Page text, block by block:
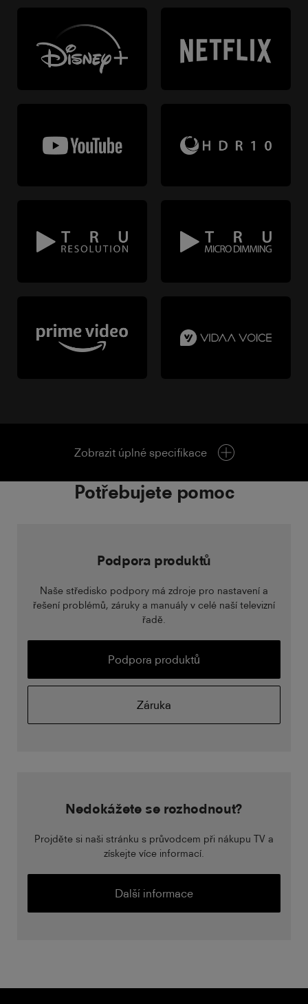
Zobrazit úplné specifikace
Potřebujete pomoc
Podpora produktů
Naše středisko podpory má zdroje pro nastavení a
řešení problémů, záruky a manuály v celé naší televizní
řadě.
Podpora produktů
Záruka
Nedokážete se rozhodnout?
Projděte si naši stránku s průvodcem při nákupu TV a
získejte více informací.
Další informace